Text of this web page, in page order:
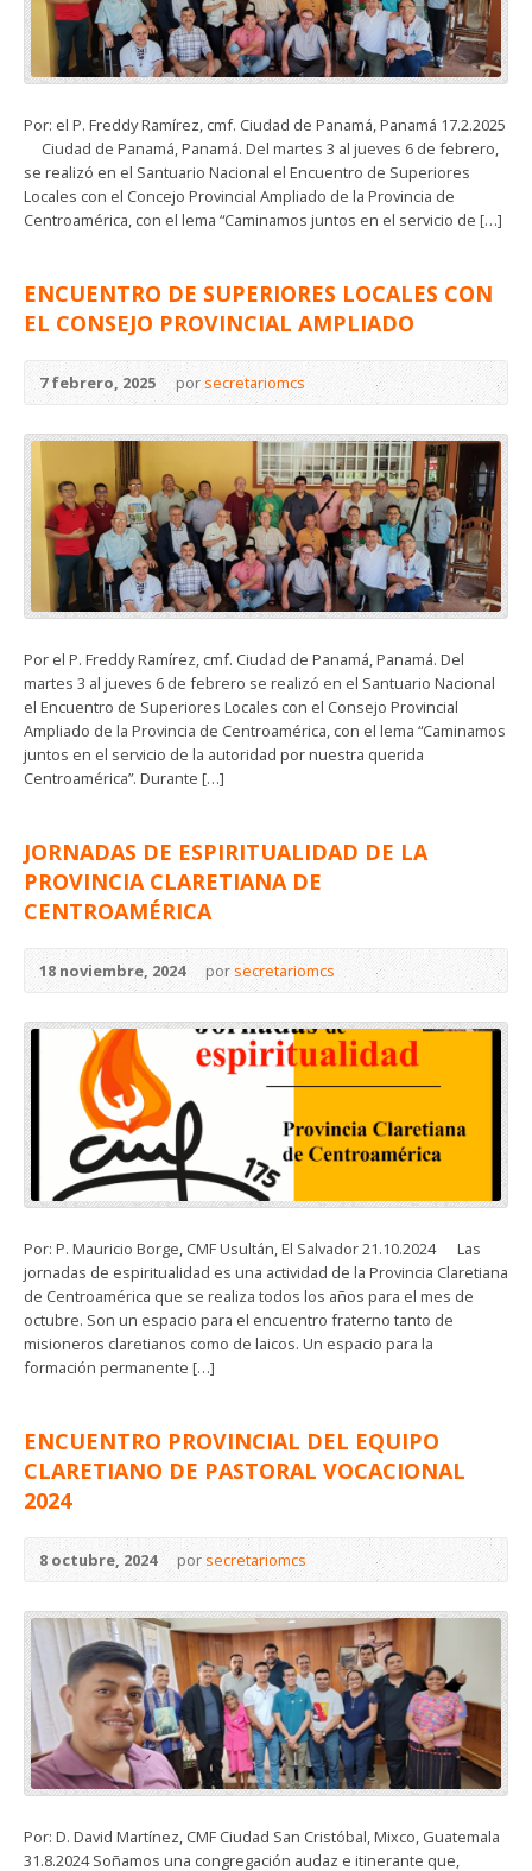
Por: el P. Freddy Ramírez, cmf. Ciudad de Panamá, Panamá 17.2.2025
Ciudad de Panamá, Panamá. Del martes 3 al jueves 6 de febrero,
se realizó en el Santuario Nacional el Encuentro de Superiores
Locales con el Concejo Provincial Ampliado de la Provincia de
Centroamérica, con el lema “Caminamos juntos en el servicio de […]
ENCUENTRO DE SUPERIORES LOCALES CON
EL CONSEJO PROVINCIAL AMPLIADO
7 febrero, 2025 porsecretariomcs
Por el P. Freddy Ramírez, cmf. Ciudad de Panamá, Panamá. Del
martes 3 al jueves 6 de febrero se realizó en el Santuario Nacional
el Encuentro de Superiores Locales con el Consejo Provincial
Ampliado de la Provincia de Centroamérica, con el lema “Caminamos
juntos en el servicio de la autoridad por nuestra querida
Centroamérica”. Durante […]
JORNADAS DE ESPIRITUALIDAD DE LA
PROVINCIA CLARETIANA DE
CENTROAMÉRICA
18 noviembre, 2024 porsecretariomcs
Por: P. Mauricio Borge, CMF Usultán, El Salvador 21.10.2024 Las
jornadas de espiritualidad es una actividad de la Provincia Claretiana
de Centroamérica que se realiza todos los años para el mes de
octubre. Son un espacio para el encuentro fraterno tanto de
misioneros claretianos como de laicos. Un espacio para la
formación permanente […]
ENCUENTRO PROVINCIAL DEL EQUIPO
CLARETIANO DE PASTORAL VOCACIONAL
2024
8 octubre, 2024 por secretariomcs
Por: D. David Martínez, CMF Ciudad San Cristóbal, Mixco, Guatemala
31.8.2024 Soñamos una congregación audaz e itinerante que,